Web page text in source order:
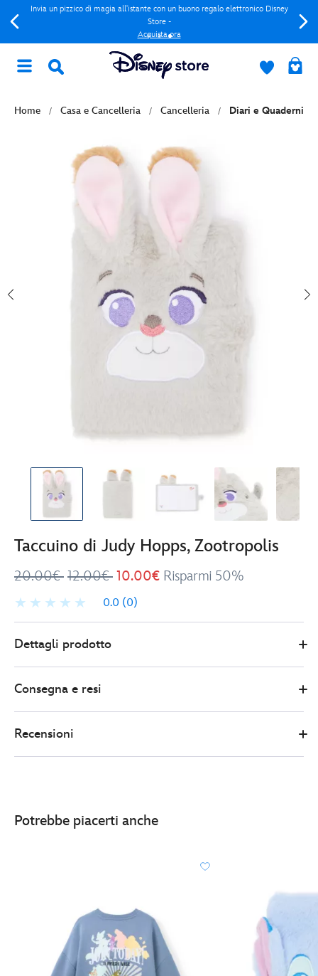
Invia un pizzico di magia all'istante con un buono regalo elettronico Disney
Store -
Acquista ora
Home Casa e Cancelleria Cancelleria Diari e Quaderni
Taccuino di Judy Hopps, Zootropolis
20.00€ 12.00€ 10.00€ Risparmi 50%
0.0 (0)
Store
10.00
https://www.disneystore.it/taccuino-
hopps-
zootropolis-
Dettagli prodotto
Consegna e resi
Recensioni
Potrebbe piacerti anche